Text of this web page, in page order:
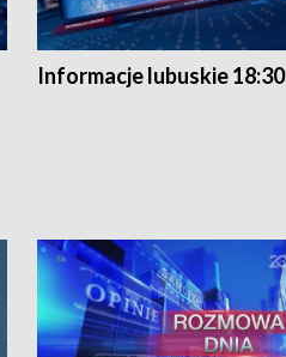
Informacje lubuskie 18:30